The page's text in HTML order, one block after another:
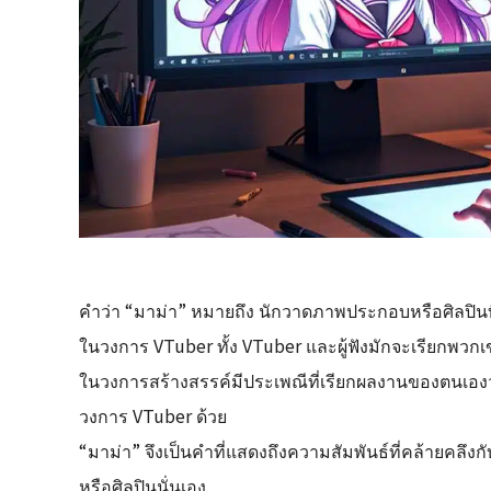
คำว่า “มาม่า” หมายถึง นักวาดภาพประกอบหรือศิลปิ
ในวงการ VTuber ทั้ง VTuber และผู้ฟังมักจะเรียกพว
ในวงการสร้างสรรค์มีประเพณีที่เรียกผลงานของตนเ
วงการ VTuber ด้วย
“มาม่า” จึงเป็นคำที่แสดงถึงความสัมพันธ์ที่คล้ายคลึง
หรือศิลปินนั่นเอง